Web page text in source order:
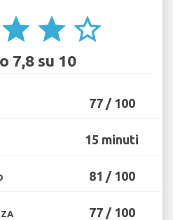
star star star_border
7,8 su 10
77 / 100
15 minuti
81 / 100
77 / 100